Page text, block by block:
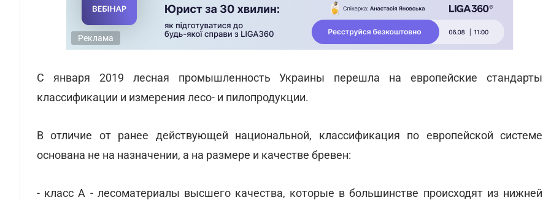
Реклама
С января 2019 лесная промышленность Украины перешла на европейские стандарты
классификации и измерения лесо- и пилопродукции.
В отличие от ранее действующей национальной, классификация по европейской системе
основана не на назначении, а на размере и качестве бревен:
- класс А - лесоматериалы высшего качества, которые в большинстве происходят из нижней